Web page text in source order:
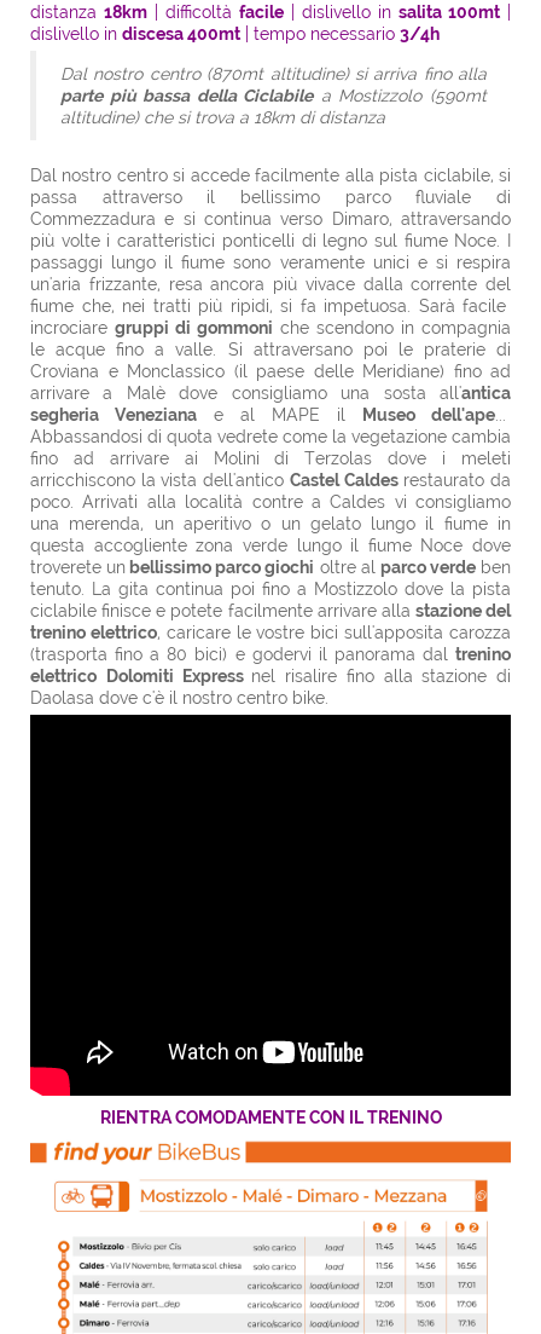
distanza 18km | difficoltà facile | dislivello in salita 100mt|
dislivello in discesa 400mt| tempo necessario 3/4h
Dal nostro centro (870mt altitudine) si arriva fino alla
parte più bassa della Ciclabilea Mostizzolo (590mt
altitudine) che si trova a 18km di distanza
Dal nostro centro si accede facilmente alla pista ciclabile, si
passa attraverso il bellissimo parco fluviale di
Commezzadura e si continua verso Dimaro, attraversando
più volte i caratteristici ponticelli di legno sul fiume Noce. I
passaggi lungo il fiume sono veramente unici e si respira
un'aria frizzante, resa ancora più vivace dalla corrente del
fiume che, nei tratti più ripidi, si fa impetuosa. Sarà facile
incrociare gruppi di gommoni che scendono in compagnia
le acque fino a valle. Si attraversano poi le praterie di
Croviana e Monclassico (il paese delle Meridiane) fino ad
arrivare a Malè dove consigliamo una sosta all'antica
segheria Veneziana e al MAPE il Museo dell'ape...
Abbassandosi di quota vedrete come la vegetazione cambia
fino ad arrivare ai Molini di Terzolas dove i meleti
arricchiscono la vista dell'antico Castel Caldesrestaurato da
poco. Arrivati alla località contre a Caldes vi consigliamo
una merenda, un aperitivo o un gelato lungo il fiume in
questa accogliente zona verde lungo il fiume Noce dove
troverete un bellissimo parco giochi oltre al parco verdeben
tenuto. La gita continua poi fino a Mostizzolo dove la pista
ciclabile finisce e potete facilmente arrivare alla stazione del
trenino elettrico, caricare le vostre bici sull'apposita carozza
(trasporta fino a 80 bici) e godervi il panorama dal trenino
elettrico
Dolomiti Express nel risalire fino alla stazione di
Daolasa dove c'è il nostro centro bike.
RIENTRA COMODAMENTE CON IL TRENINO